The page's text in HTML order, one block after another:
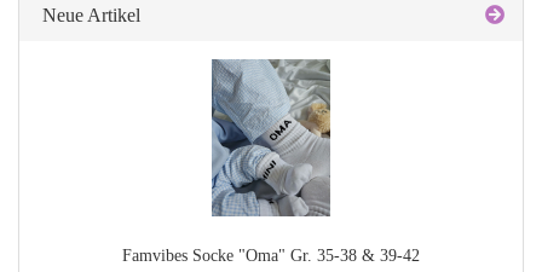
Neue Artikel
Famvibes Socke "Oma" Gr. 35-38 & 39-42